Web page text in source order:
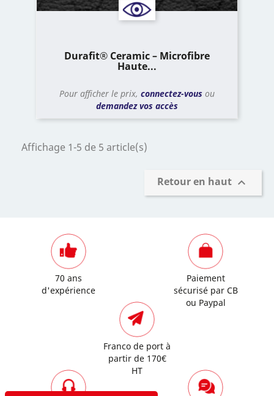
Durafit® Ceramic – Microfibre
Haute...
Pour afficher le prix, connectez-vous ou
demandez vos accès
Affichage 1-5 de 5 article(s)
Retour en haut 
70 ans
d'expérience
Paiement
sécurisé par CB
ou Paypal
Franco de port à
partir de 170€
HT